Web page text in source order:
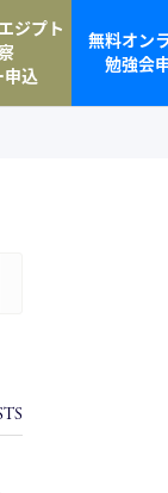
ジプト
申込
無料オン
勉強会